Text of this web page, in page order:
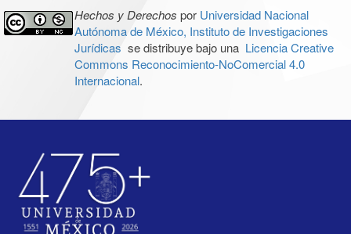
Hechos y Derechos por Universidad Nacional
Autónoma de México, Instituto de Investigaciones
Jurídicas se distribuye bajo una Licencia Creative
Commons Reconocimiento-NoComercial 4.0
Internacional.